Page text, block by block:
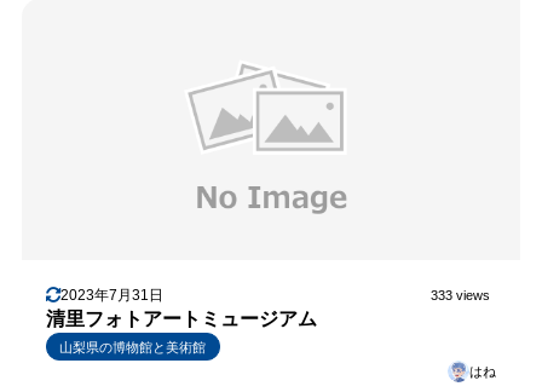
2023年7月31日 333 views
清里フォトアートミュージアム
山梨県の博物館と美術館
はね